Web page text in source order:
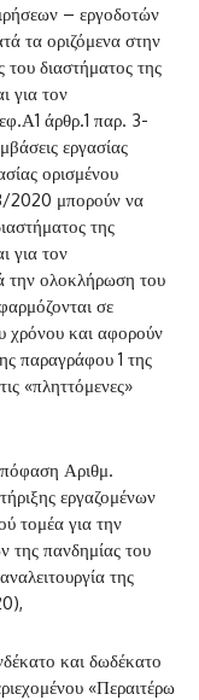
– εργοδοτών
τα οριζόμενα στην
διαστήματος της
για τον
άρθρ.1 παρ. 3-
εργασίας
ορισμένου
2020 μπορούν να
της
για τον
την ολοκλήρωση του
σε
χρόνου και αφορούν
παραγράφου 1 της
«πληττόμενες»
Αριθμ.
εργαζομένων
τομέα για την
της πανδημίας του
της
και δωδέκατο
«Περαιτέρω